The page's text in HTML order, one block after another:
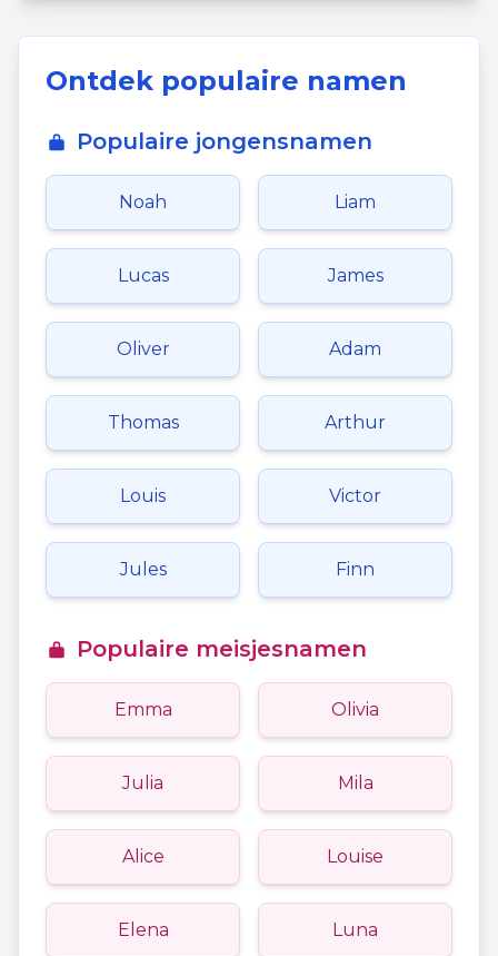
Ontdek populaire namen
Populaire jongensnamen
Noah Liam
Lucas James
Oliver Adam
Thomas Arthur
Louis Victor
Jules Finn
Populaire meisjesnamen
Emma Olivia
Julia Mila
Alice Louise
Elena Luna